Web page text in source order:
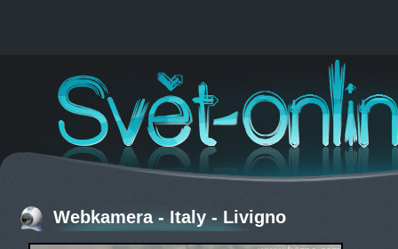
Webkamera - Italy - Livigno